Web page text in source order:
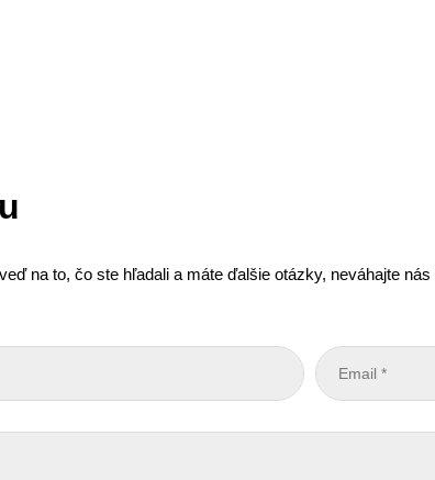
na to, čo ste hľadali a máte ďalšie otázky, neváhajte